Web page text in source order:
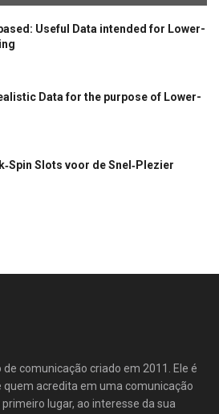
Useful Data intended for Lower-
Data for the purpose of Lower-
Slots voor de Snel‑Plezier
comunicação criado em 2011. Ele é
acredita em uma comunicação
lugar, ao interesse da sua